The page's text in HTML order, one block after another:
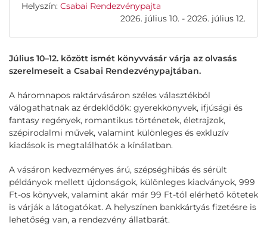
Helyszín: Csabai Rendezvénypajta
2026. július 10. - 2026. július 12.
Július 10–12. között ismét könyvvásár várja az olvasás
szerelmeseit a Csabai Rendezvénypajtában.
A háromnapos raktárvásáron széles választékból
válogathatnak az érdeklődők: gyerekkönyvek, ifjúsági és
fantasy regények, romantikus történetek, életrajzok,
szépirodalmi művek, valamint különleges és exkluzív
kiadások is megtalálhatók a kínálatban.
A vásáron kedvezményes árú, szépséghibás és sérült
példányok mellett újdonságok, különleges kiadványok, 999
Ft-os könyvek, valamint akár már 99 Ft-tól elérhető kötetek
is várják a látogatókat. A helyszínen bankkártyás fizetésre is
lehetőség van, a rendezvény állatbarát.